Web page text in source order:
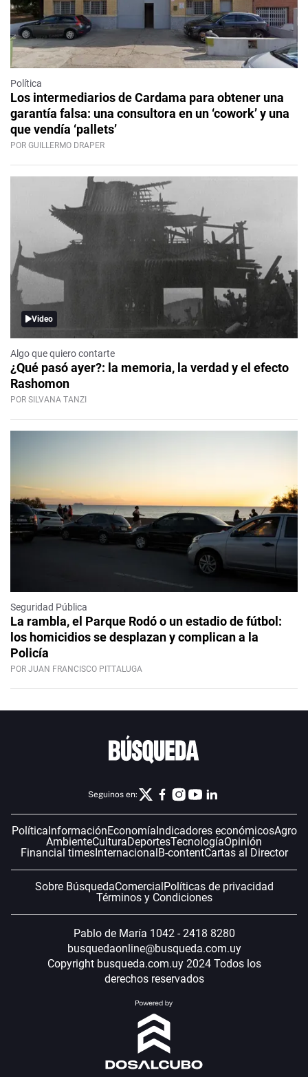
Política
Los intermediarios de Cardama para obtener una
garantía falsa: una consultora en un ‘cowork’ y una
que vendía ‘pallets’
POR GUILLERMO DRAPER
Video
Algo que quiero contarte
¿Qué pasó ayer?: la memoria, la verdad y el efecto
Rashomon
POR SILVANA TANZI
Seguridad Pública
La rambla, el Parque Rodó o un estadio de fútbol:
los homicidios se desplazan y complican a la
Policía
POR JUAN FRANCISCO PITTALUGA
Seguinos en:
Política InformaciónEconomía Indicadores económicosAgro
AmbienteCulturaDeportesTecnologíaOpinión
Financial timesInternacional B-contentCartas al Director
Sobre BúsquedaComercial Políticas de privacidad
Términos y Condiciones
Pablo de María 1042 - 2418 8280
busquedaonline@busqueda.com.uy
Copyright busqueda.com.uy 2024 Todos los
derechos reservados